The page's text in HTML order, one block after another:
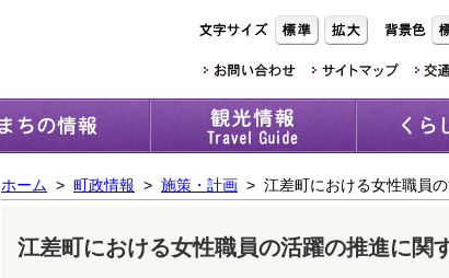
ホーム > 町政情報 > 施策・計画 > 江差町における女性職員
江差町における女性職員の活躍の推進に関